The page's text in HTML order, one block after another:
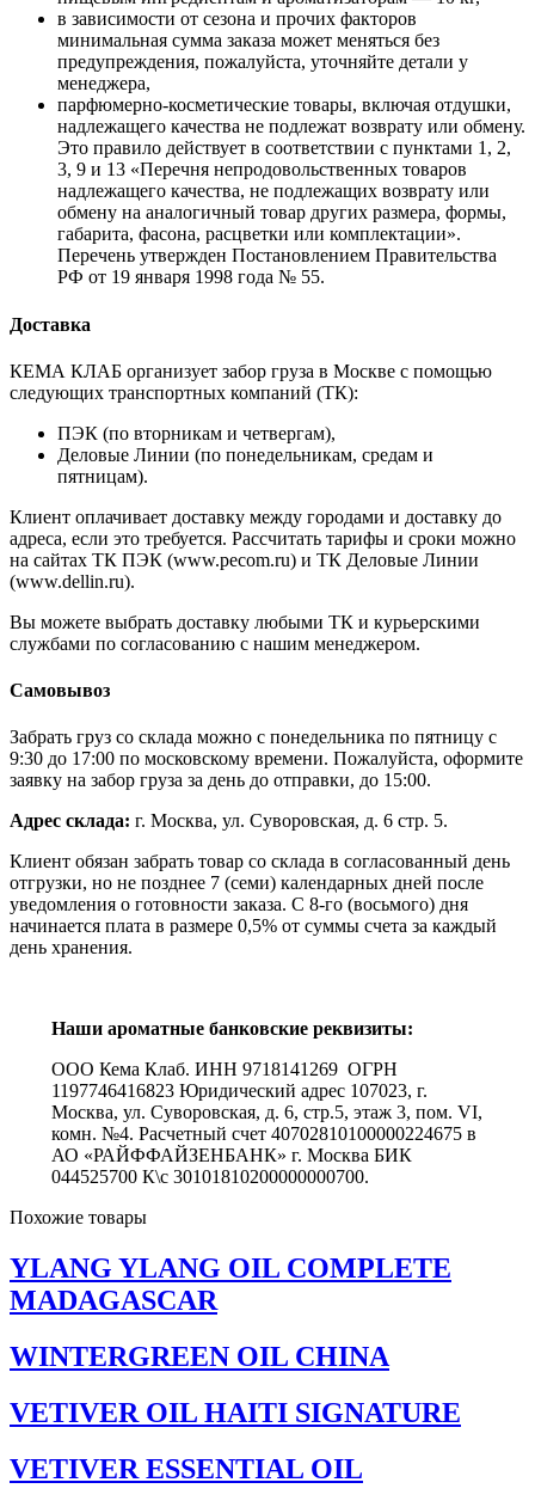
в зависимости от сезона и прочих факторов
минимальная сумма заказа может меняться без
предупреждения, пожалуйста, уточняйте детали у
менеджера,
парфюмерно-косметические товары, включая отдушки,
надлежащего качества не подлежат возврату или обмену.
Это правило действует в соответствии с пунктами 1, 2,
3, 9 и 13 «Перечня непродовольственных товаров
надлежащего качества, не подлежащих возврату или
обмену на аналогичный товар других размера, формы,
габарита, фасона, расцветки или комплектации».
Перечень утвержден Постановлением Правительства
РФ от 19 января 1998 года № 55.
Доставка
КЕМА КЛАБ организует забор груза в Москве с помощью
следующих транспортных компаний (ТК):
ПЭК (по вторникам и четвергам),
Деловые Линии (по понедельникам, средам и
пятницам).
Клиент оплачивает доставку между городами и доставку до
адреса, если это требуется. Рассчитать тарифы и сроки можно
на сайтах ТК ПЭК (www.pecom.ru) и ТК Деловые Линии
(www.dellin.ru).
Вы можете выбрать доставку любыми ТК и курьерскими
службами по согласованию с нашим менеджером.
Самовывоз
Забрать груз со склада можно с понедельника по пятницу с
9:30 до 17:00 по московскому времени. Пожалуйста, оформите
заявку на забор груза за день до отправки, до 15:00.
Адрес склада: г. Москва, ул. Суворовская, д. 6 стр. 5.
Клиент обязан забрать товар со склада в согласованный день
отгрузки, но не позднее 7 (семи) календарных дней после
уведомления о готовности заказа. С 8-го (восьмого) дня
начинается плата в размере 0,5% от суммы счета за каждый
день хранения.
Наши ароматные банковские реквизиты:
ООО Кема Клаб. ИНН 9718141269 ОГРН
1197746416823 Юридический адрес 107023, г.
Москва, ул. Суворовская, д. 6, стр.5, этаж 3, пом. VI,
комн. №4. Расчетный счет 40702810100000224675 в
АО «РАЙФФАЙЗЕНБАНК» г. Москва БИК
044525700 К\с 30101810200000000700.
Похожие товары
YLANG YLANG OIL COMPLETE
MADAGASCAR
WINTERGREEN OIL CHINA
VETIVER OIL HAITI SIGNATURE
VETIVER ESSENTIAL OIL